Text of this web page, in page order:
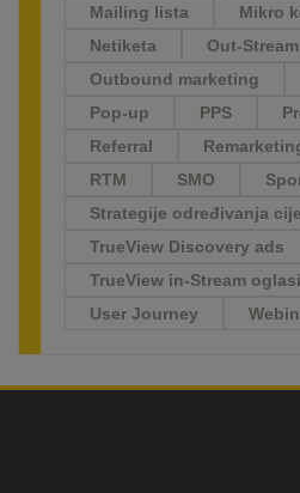
Mailing lista
Mikro
Netiketa
Out-
Outbound marketing
Pop-up
PPS
Referral
RTM
SMO
Strategije određivanja
TrueView Discovery ads
TrueView in-Stream oglasi
User Journey